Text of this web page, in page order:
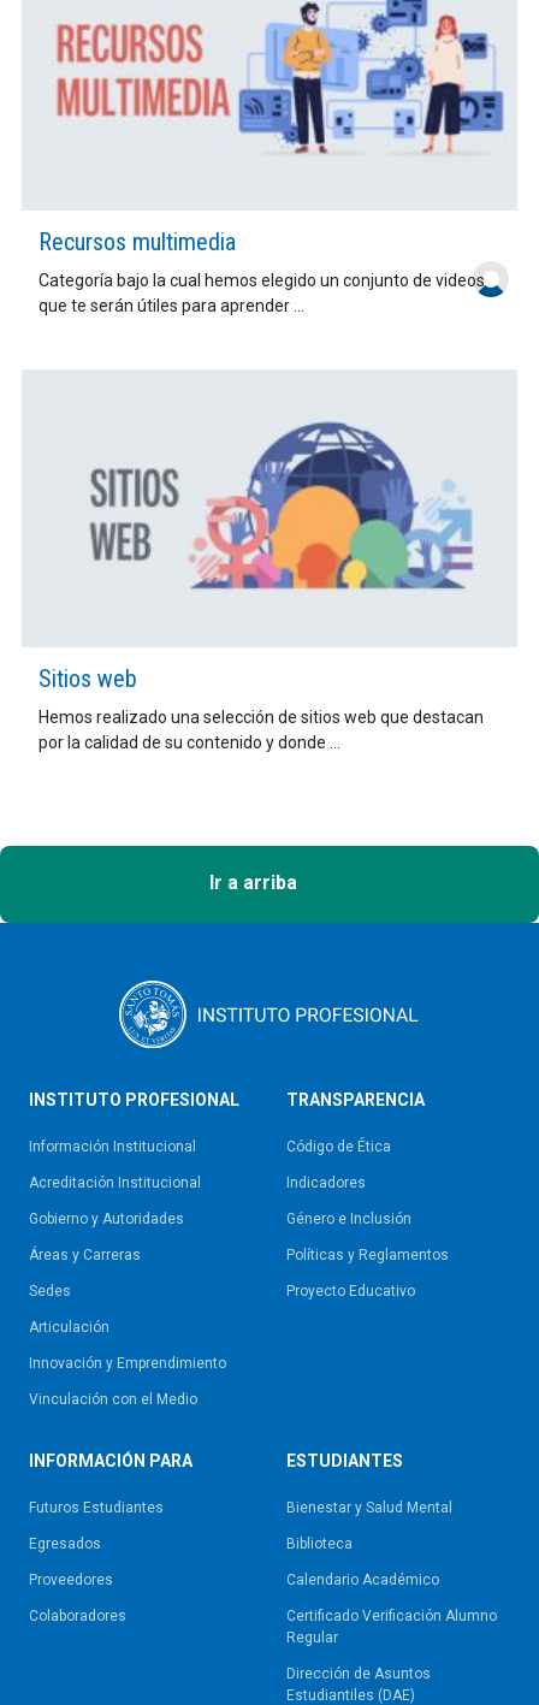
Recursos multimedia
Categoría bajo la cual hemos elegido un conjunto de videos
que te serán útiles para aprender ...
Sitios web
Hemos realizado una selección de sitios web que destacan
por la calidad de su contenido y donde ...
Ir a arriba
INSTITUTO PROFESIONAL
Información Institucional
Acreditación Institucional
Gobierno y Autoridades​
Áreas y Carreras
Sedes
Articulación
Innovación y Emprendimiento
Vinculación con el Medio
TRANSPARENCIA
Código de Ética
Indicadores
Género e Inclusión
Políticas y Reglamentos​
Proyecto Educativo
INFORMACIÓN PARA
Futuros Estudiantes
Egresados
Proveedores
Colaboradores
ESTUDIANTES
Bienestar y Salud Mental
Biblioteca
Calendario Académico
Certificado Verificación Alumno
Regular
Dirección de Asuntos
Estudiantiles (DAE)